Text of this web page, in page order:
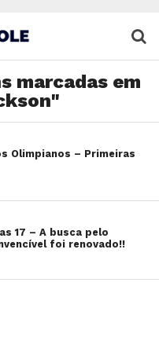
marcadas em
Olimpianos – Primeiras
17 – A busca pelo
foi renovado!!